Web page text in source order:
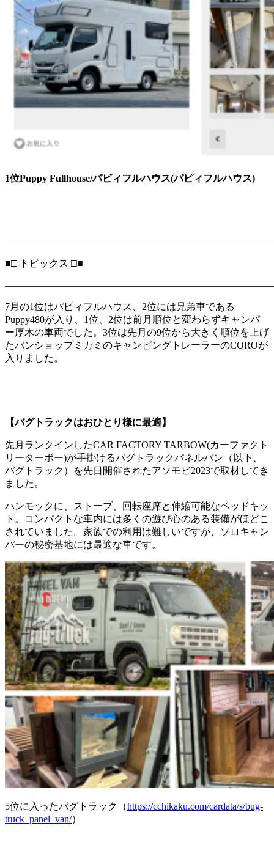
1位Puppy Fullhouse/パピィフルハウス(パピィフルハウス)
■□ トピックス □■
7月の1位はパピィフルハウス、2位には兄弟車である
Puppy480が入り、1位、2位は前月順位と変わらずキャンパ
ー厚木の車両でした。3位は先月の9位から大きく順位を上げ
たバンショップミカミのキャンピングトレーラーのCOROが
入りました。
【バグトラックはおひとり様に最適】
先月ランクインしたCAR FACTORY TARBOW(カーファクト
リーターボー)が手掛けるバグトラックパネルバン（以下、
バグトラック）を先日開催されたアソモビ2023で取材してき
ました。
ハンモックに、ストーブ、回転座席と伸縮可能なベッドキッ
ト。コンパクトな車内には多くの遊び心のある装備がほどこ
されていました。家族での利用は難しいですが、ソロキャン
パーの秘密基地には最適な車です。
5位に入ったバグトラック（https://cchikaku.com/cardata/s/bug-
truck_panel_van/）